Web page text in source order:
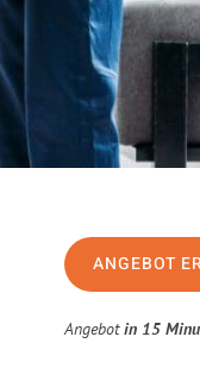
ANGEBOT
Angebotin 15